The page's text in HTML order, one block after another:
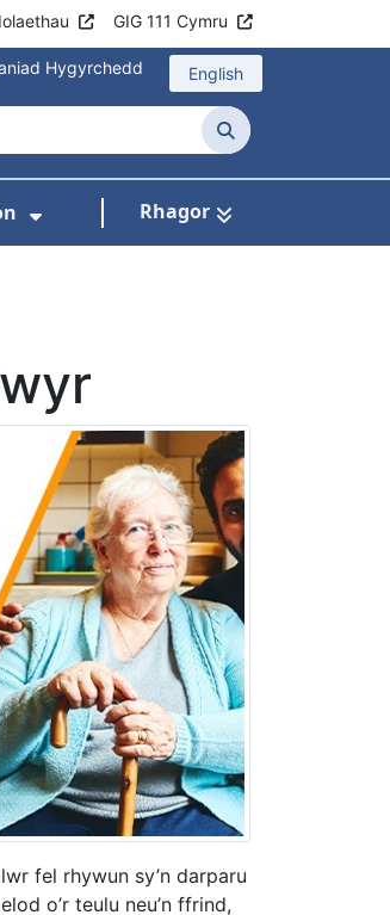
GIG 111 Cymru
Hygyrchedd English
Chwilio
Rhagor
fel rhywun sy’n darparu
o’r teulu neu’n ffrind,